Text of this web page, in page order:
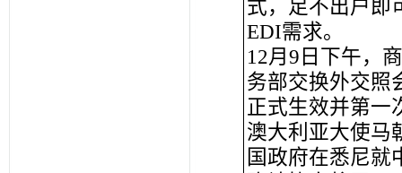
式，足不出户即
EDI需求。
12月9日下午，
务部交换外交照
正式生效并第一
澳大利亚大使马
国政府在悉尼就